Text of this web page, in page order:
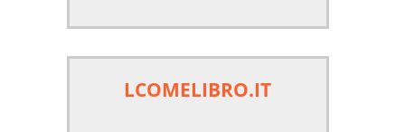
LCOMELIBRO.IT